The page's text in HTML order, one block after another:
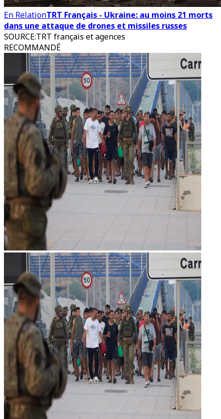
En RelationTRT Français - Ukraine: au moins 21 morts
dans une attaque de drones et missiles russes
SOURCE:TRT français et agences
RECOMMANDÉ